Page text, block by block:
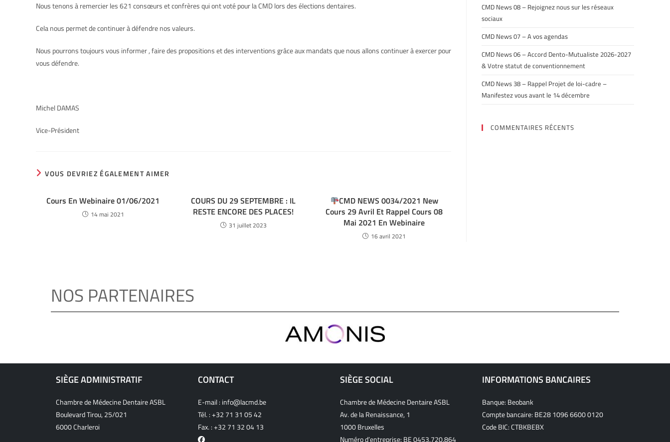
Nous tenons à remercier les 621 consœurs et confrères qui ont voté pour la CMD lors des élections dentaires.
Cela nous permet de continuer à défendre nos valeurs.
Nous pourrons toujours vous informer , faire des propositions et des interventions grâce aux mandats que nous allons continuer à exercer pour
vous défendre.
Michel DAMAS
Vice-Président
VOUS DEVRIEZ ÉGALEMENT AIMER
Cours En Webinaire 01/06/2021
14 mai 2021
COURS DU 29 SEPTEMBRE : IL
RESTE ENCORE DES PLACES!
31 juillet 2023
CMD NEWS 0034/2021 New
Cours 29 Avril Et Rappel Cours 08
Mai 2021 En Webinaire
16 avril 2021
CMD News 08 – Rejoignez nous sur les réseaux
sociaux
CMD News 07 – A vos agendas
CMD News 06 – Accord Dento-Mutualiste 2026-2027
& Votre statut de conventionnement
CMD News 38 – Rappel Projet de loi-cadre –
Manifestez vous avant le 14 décembre
COMMENTAIRES RÉCENTS
NOS PARTENAIRES
SIÈGE ADMINISTRATIF
Chambre de Médecine Dentaire ASBL
Boulevard Tirou, 25/021
6000 Charleroi
CONTACT
E-mail : info@lacmd.be
Tél. :+32 71 31 05 42
Fax. : +32 71 32 04 13
SIÈGE SOCIAL
Chambre de Médecine Dentaire ASBL
Av. de la Renaissance, 1
1000 Bruxelles
Numéro d’entreprise: BE 0453.720.864
INFORMATIONS BANCAIRES
Banque: Beobank
Compte bancaire: BE28 1096 6600 0120
Code BIC: CTBKBEBX